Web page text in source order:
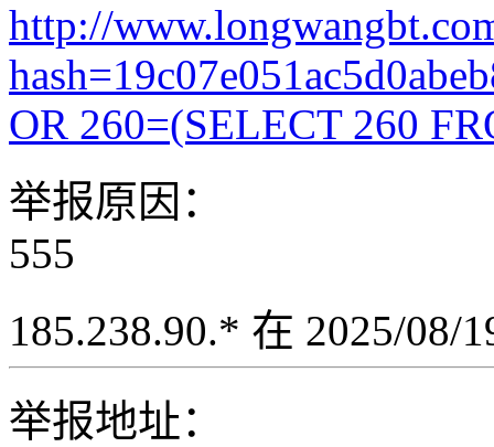
http://
OR 260=(SELECT 260
举报原因：
555
185.238.90.* 在 2025/08/
举报地址：